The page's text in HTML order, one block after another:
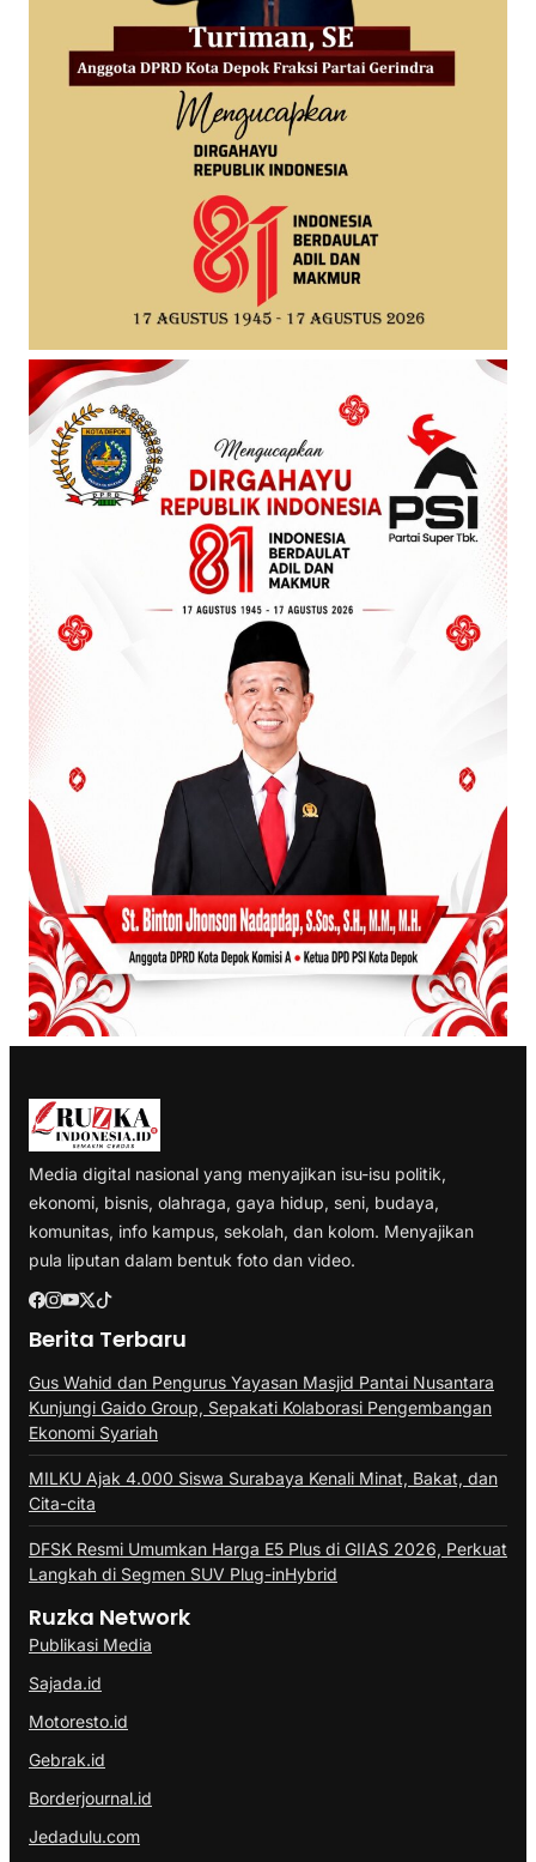
Media digital nasional yang menyajikan isu-isu politik,
ekonomi, bisnis, olahraga, gaya hidup, seni, budaya,
komunitas, info kampus, sekolah, dan kolom. Menyajikan
pula liputan dalam bentuk foto dan video.
Berita Terbaru
Gus Wahid dan Pengurus Yayasan Masjid Pantai Nusantara
Kunjungi Gaido Group, Sepakati Kolaborasi Pengembangan
Ekonomi Syariah
MILKU Ajak 4.000 Siswa Surabaya Kenali Minat, Bakat, dan
Cita-cita
DFSK Resmi Umumkan Harga E5 Plus di GIIAS 2026, Perkuat
Langkah di Segmen SUV Plug-inHybrid
Ruzka Network
Publikasi Media
Sajada.id
Motoresto.id
Gebrak.id
Borderjournal.id
Jedadulu.com